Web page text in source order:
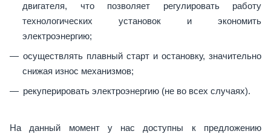
двигателя, что позволяет регулировать работу
технологических установок и экономить
электроэнергию;
осуществлять плавный старт и остановку, значительно
снижая износ механизмов;
рекуперировать электроэнергию (не во всех случаях).
На данный момент у нас доступны к предложению